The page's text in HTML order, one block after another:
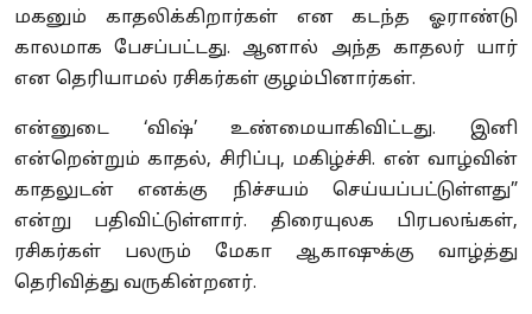
மகனும் காதலிக்கிறார்கள் என கடந்த ஓராண்டு
காலமாக பேசப்பட்டது. ஆனால் அந்த காதலர் யார்
என தெரியாமல் ரசிகர்கள் குழம்பினார்கள்.
என்னுடை ‘விஷ்’ உண்மையாகிவிட்டது. இனி
என்றென்றும் காதல், சிரிப்பு, மகிழ்ச்சி. என் வாழ்வின்
காதலுடன் எனக்கு நிச்சயம் செய்யப்பட்டுள்ளது”
என்று பதிவிட்டுள்ளார். திரையுலக பிரபலங்கள்,
ரசிகர்கள் பலரும் மேகா ஆகாஷுக்கு வாழ்த்து
தெரிவித்து வருகின்றனர்.